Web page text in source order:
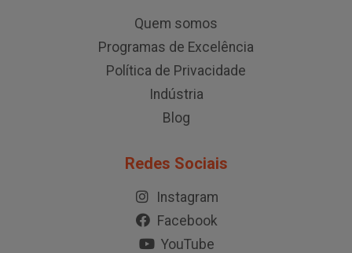
Quem somos
Programas de Excelência
Política de Privacidade
Indústria
Blog
Redes Sociais
Instagram
Facebook
YouTube